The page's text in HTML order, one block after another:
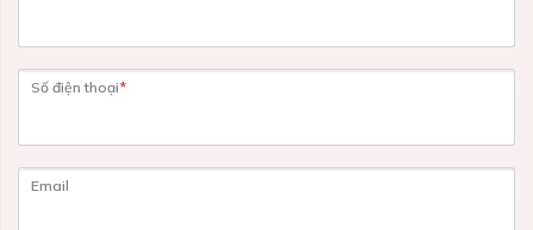
Số điện thoại*
Email